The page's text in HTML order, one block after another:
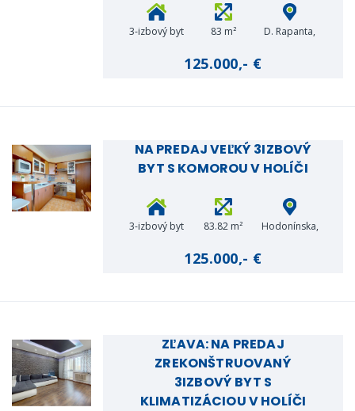
3-izbový byt 83 m²
D. Rapanta,
125.000,- €
NA PREDAJ VEĽKÝ 3IZBOVÝ
BYT S KOMOROU V HOLÍČI
3-izbový byt 83.82 m²
Hodonínska,
125.000,- €
ZĽAVA: NA PREDAJ
ZREKONŠTRUOVANÝ
3IZBOVÝ BYT S
KLIMATIZÁCIOU V HOLÍČI